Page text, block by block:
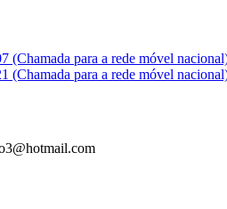
(Chamada para a rede móvel
(Chamada para a rede móvel